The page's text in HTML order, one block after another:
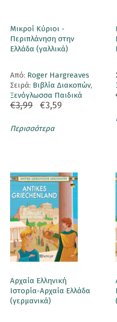
Μικροί Κύριοι -
Περιπλάνηση στην
Ελλάδα (γαλλικά)
Aπό: Roger Hargreaves
Σειρά: Βιβλία Διακοπών,
Ξενόγλωσσα Παιδικά
€3,99 €3,59
Περισσότερα
Αρχαία Ελληνική
Ιστορία-Αρχαία Ελλάδα
(γερμανικά)